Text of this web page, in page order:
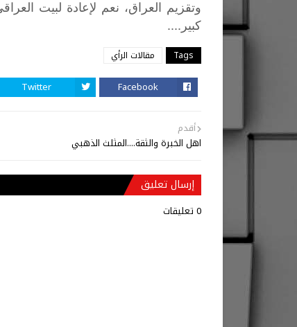
وتقزيم
العراق، نعم لإعادة لبيت
كبير ....
Tags مقالات الرأي
Facebook
Twitter
أقدم
اهل الخبرة والثقة....المثلث الذهبي
إرسال تعليق
0 تعليقات